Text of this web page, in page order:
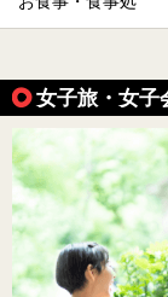
女子旅・女子